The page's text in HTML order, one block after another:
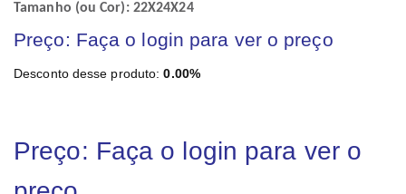
Tamanho (ou Cor): 22X24X24
Preço: Faça o login para ver o preço
Desconto desse produto:0.00%
Preço: Faça o login para ver o